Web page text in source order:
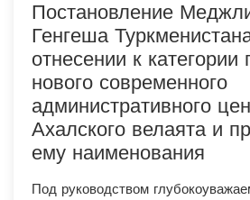
Постановление
Генгеша
отнесении к категории
нового современного
административного
Ахалского велаята и
ему наименования
Под руководством